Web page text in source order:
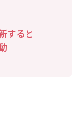
すると